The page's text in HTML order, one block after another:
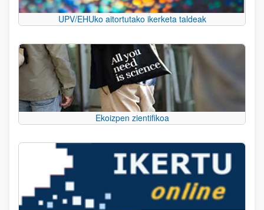
UPV/EHUko aitortutako ikerketa taldeak
Ekoizpen zientifikoa